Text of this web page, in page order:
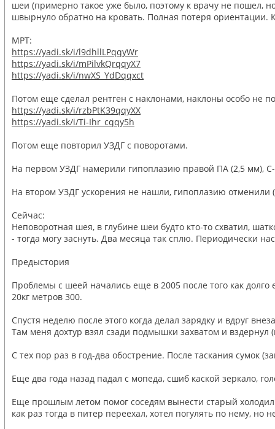
шеи (примерно такое уже было, поэтому к врачу не пошел,
швырнуло обратно на кровать. Полная потеря ориентации.
МРТ:
https://yadi.sk/i/l9dhllLPqqyWr
https://yadi.sk/i/mPilvkQrqqyX7
https://yadi.sk/i/nwXS_YdDqqxct
Потом еще сделал рентген с наклонами, наклоны особо не
https://yadi.sk/i/rzbPtK39qqyXX
https://yadi.sk/i/Ti-Ihr_cqqy5h
Потом еще повторил УЗДГ с поворотами.
На первом УЗДГ намерили гипоплазию правой ПА (2,5 мм),
На втором УЗДГ ускорения не нашли, гипоплазию отменили
Сейчас:
Неповоротная шея, в глубине шеи будто кто-то схватил,
- тогда могу заснуть. Два месяца так сплю. Периодически
Предыстория
Проблемы с шеей начались еще в 2005 после того как
20кг метров 300.
Спустя неделю после этого когда делал зарядку и вдруг
Там меня дохтур взял сзади подмышки захватом и
С тех пор раз в год-два обострение. После таскания сумок
Еще два года назад падал с мопеда, сшиб каской зеркало,
Еще прошлым летом помог соседям вынести старый
как раз тогда в питер переехал, хотел погулять по нему,